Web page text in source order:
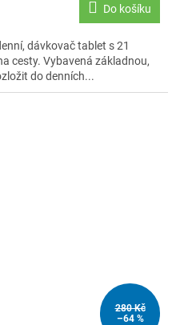
Do košíku
dávkovač tablet s 21
cesty. Vybavená základnou,
do denních...
280 Kč
–64 %